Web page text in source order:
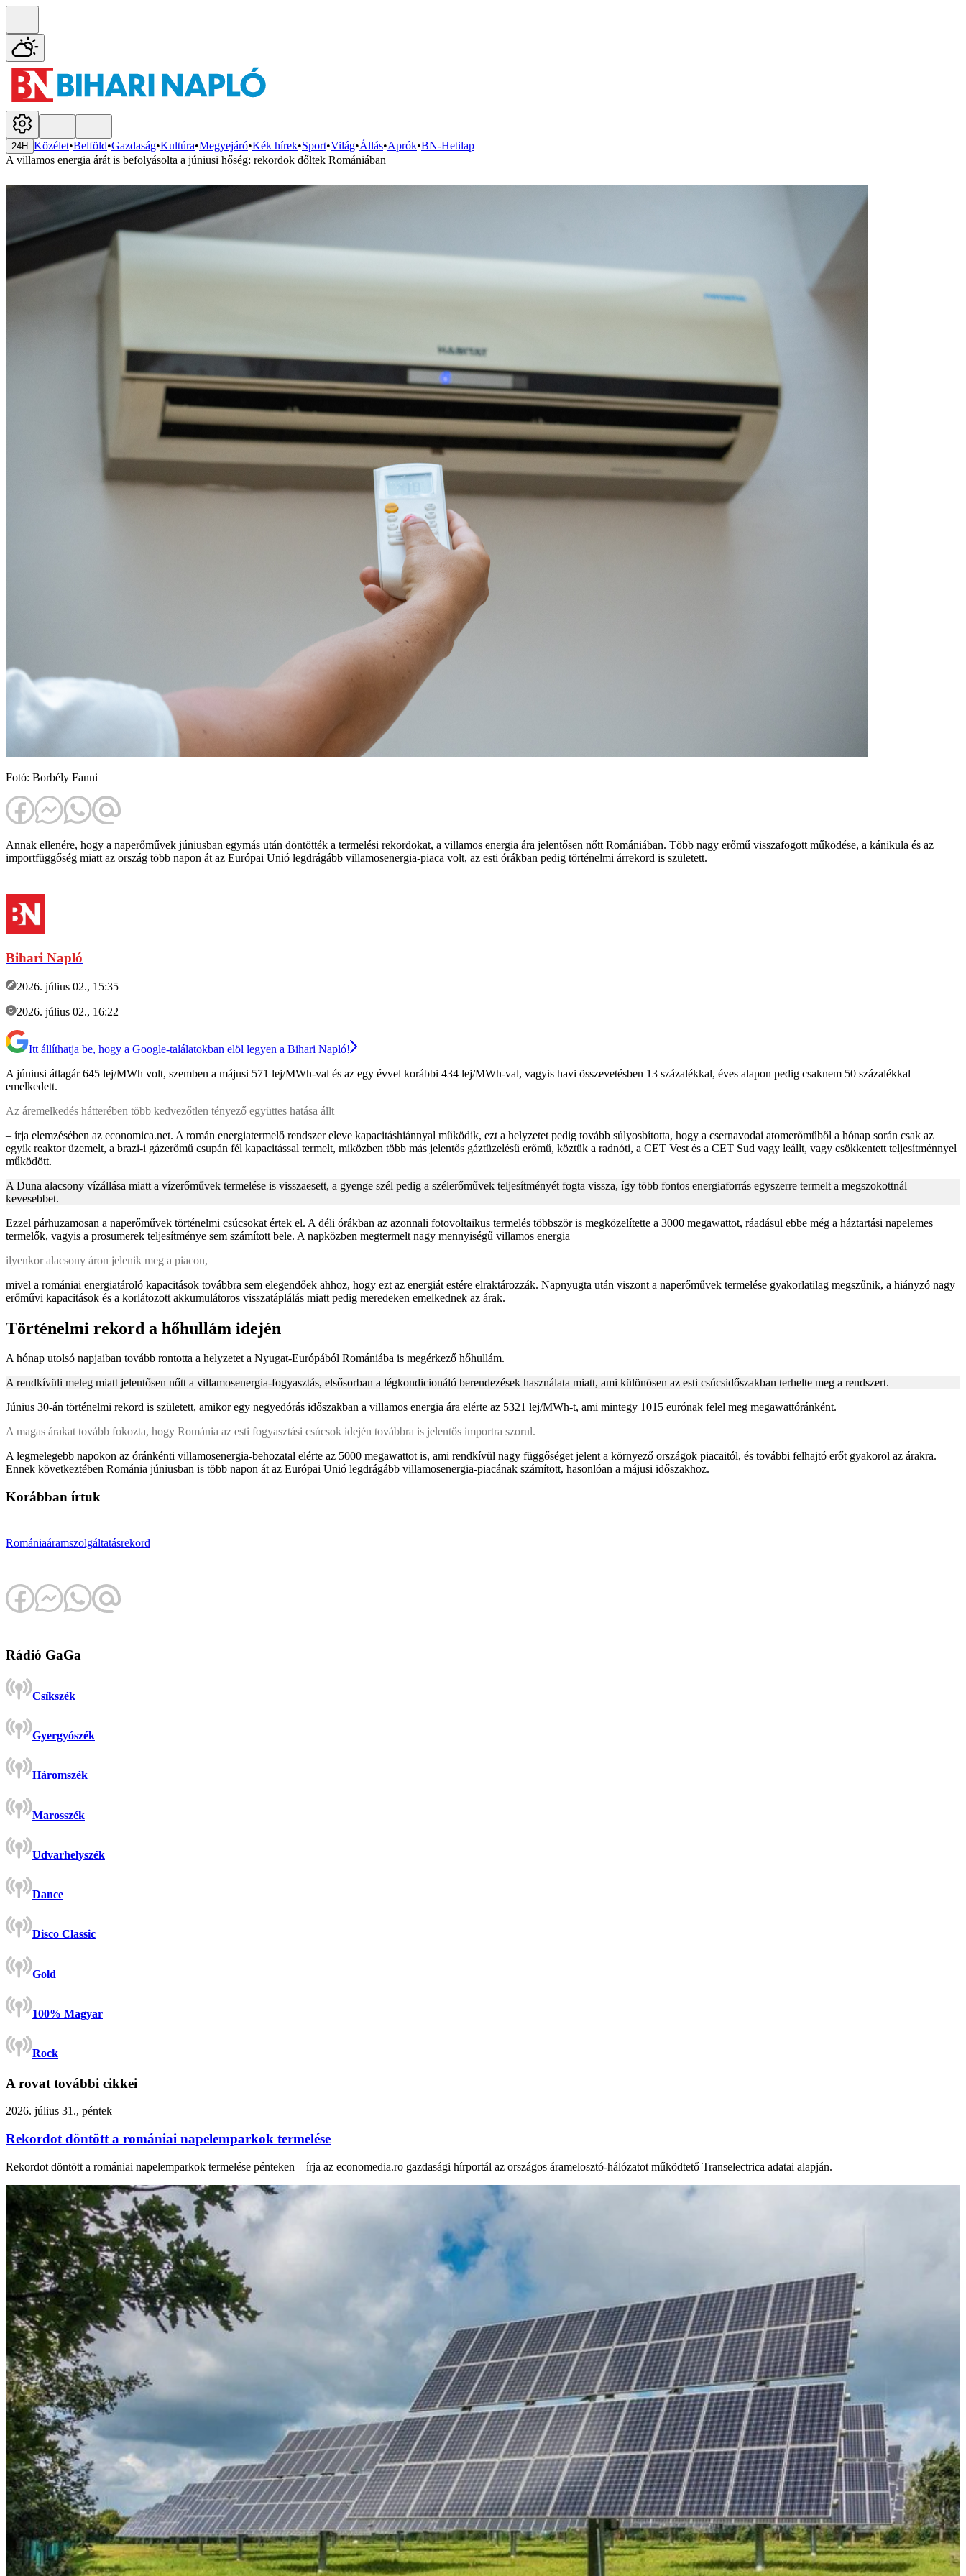
24H Közélet•Belföld•Gazdaság•Kultúra•Megyejáró•Kék hírek•Sport•Világ•Állás•Aprók•BN-Hetilap
A villamos energia árát is befolyásolta a júniusi hőség: rekordok dőltek Romániában
Fotó: Borbély Fanni
Annak ellenére, hogy a naperőművek júniusban egymás után döntötték a termelési rekordokat, a villamos energia ára jelentősen nőtt Romániában. Több nagy erőmű visszafogott működése, a kánikula és az
importfüggőség miatt az ország több napon át az Európai Unió legdrágább villamosenergia-piaca volt, az esti órákban pedig történelmi árrekord is született.
Bihari Napló
2026. július 02., 15:35
2026. július 02., 16:22
Itt állíthatja be, hogy a Google-találatokban elöl legyen a Bihari Napló!
A júniusi átlagár 645 lej/MWh volt, szemben a májusi 571 lej/MWh-val és az egy évvel korábbi 434 lej/MWh-val, vagyis havi összevetésben 13 százalékkal, éves alapon pedig csaknem 50 százalékkal
emelkedett.
Az áremelkedés hátterében több kedvezőtlen tényező együttes hatása állt
– írja elemzésében az economica.net. A román energiatermelő rendszer eleve kapacitáshiánnyal működik, ezt a helyzetet pedig tovább súlyosbította, hogy a csernavodai atomerőműből a hónap során csak az
egyik reaktor üzemelt, a brazi-i gázerőmű csupán fél kapacitással termelt, miközben több más jelentős gáztüzelésű erőmű, köztük a radnóti, a CET Vest és a CET Sud vagy leállt, vagy csökkentett teljesítménnyel
működött.
A Duna alacsony vízállása miatt a vízerőművek termelése is visszaesett, a gyenge szél pedig a szélerőművek teljesítményét fogta vissza, így több fontos energiaforrás egyszerre termelt a megszokottnál
kevesebbet.
Ezzel párhuzamosan a naperőművek történelmi csúcsokat értek el. A déli órákban az azonnali fotovoltaikus termelés többször is megközelítette a 3000 megawattot, ráadásul ebbe még a háztartási napelemes
termelők, vagyis a prosumerek teljesítménye sem számított bele. A napközben megtermelt nagy mennyiségű villamos energia
ilyenkor alacsony áron jelenik meg a piacon,
mivel a romániai energiatároló kapacitások továbbra sem elegendőek ahhoz, hogy ezt az energiát estére elraktározzák. Napnyugta után viszont a naperőművek termelése gyakorlatilag megszűnik, a hiányzó nagy
erőművi kapacitások és a korlátozott akkumulátoros visszatáplálás miatt pedig meredeken emelkednek az árak.
Történelmi rekord a hőhullám idején
A hónap utolsó napjaiban tovább rontotta a helyzetet a Nyugat-Európából Romániába is megérkező hőhullám.
A rendkívüli meleg miatt jelentősen nőtt a villamosenergia-fogyasztás, elsősorban a légkondicionáló berendezések használata miatt, ami különösen az esti csúcsidőszakban terhelte meg a rendszert.
Június 30-án történelmi rekord is született, amikor egy negyedórás időszakban a villamos energia ára elérte az 5321 lej/MWh-t, ami mintegy 1015 eurónak felel meg megawattóránként.
A magas árakat tovább fokozta, hogy Románia az esti fogyasztási csúcsok idején továbbra is jelentős importra szorul.
A legmelegebb napokon az óránkénti villamosenergia-behozatal elérte az 5000 megawattot is, ami rendkívül nagy függőséget jelent a környező országok piacaitól, és további felhajtó erőt gyakorol az árakra.
Ennek következtében Románia júniusban is több napon át az Európai Unió legdrágább villamosenergia-piacának számított, hasonlóan a májusi időszakhoz.
Korábban írtuk
Romániaáramszolgáltatásrekord
Rádió GaGa
Csíkszék
Gyergyószék
Háromszék
Marosszék
Udvarhelyszék
Dance
Disco Classic
Gold
100% Magyar
Rock
A rovat további cikkei
2026. július 31., péntek
Rekordot döntött a romániai napelemparkok termelése
Rekordot döntött a romániai napelemparkok termelése pénteken – írja az economedia.ro gazdasági hírportál az országos áramelosztó-hálózatot működtető Transelectrica adatai alapján.